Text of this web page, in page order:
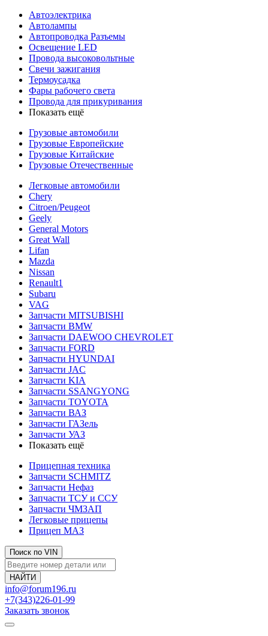
Автоэлектрика
Автолампы
Автопроводка Разъемы
Освещение LED
Провода высоковольтные
Свечи зажигания
Термоусадка
Фары рабочего света
Провода для прикуривания
Показать ещё
Грузовые автомобили
Грузовые Европейские
Грузовые Китайские
Грузовые Отечественные
Легковые автомобили
Chery
Citroen/Peugeot
Geely
General Motors
Great Wall
Lifan
Mazda
Nissan
Renault1
Subaru
VAG
Запчасти MITSUBISHI
Запчасти BMW
Запчасти DAEWOO CHEVROLET
Запчасти FORD
Запчасти HYUNDAI
Запчасти JAC
Запчасти KIA
Запчасти SSANGYONG
Запчасти TOYOTA
Запчасти ВАЗ
Запчасти ГАЗель
Запчасти УАЗ
Показать ещё
Прицепная техника
Запчасти SCHMITZ
Запчасти Нефаз
Запчасти ТСУ и ССУ
Запчасти ЧМЗАП
Легковые прицепы
Прицеп МАЗ
Поиск по VIN
info@forum196.ru
+7(343)226-01-99
Заказать звонок